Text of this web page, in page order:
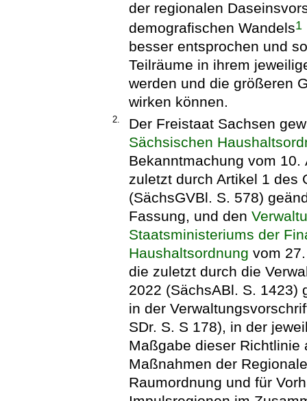
der regionalen
demografischen Wandels1
besser entsprochen und
Teilräume in ihrem
werden und die größeren
wirken können.
2.
Der Freistaat Sachsen
Sächsischen
Bekanntmachung vom
zuletzt durch Artikel 1 des
(SächsGVBl. S. 578)
Fassung, und den
Staatsministeriums der
Haushaltsordnung vom
die zuletzt durch die
2022 (SächsABl. S. 1423)
in der
SDr. S. S 178), in der
Maßgabe dieser Richtlinie
Maßnahmen der
Raumordnung und für